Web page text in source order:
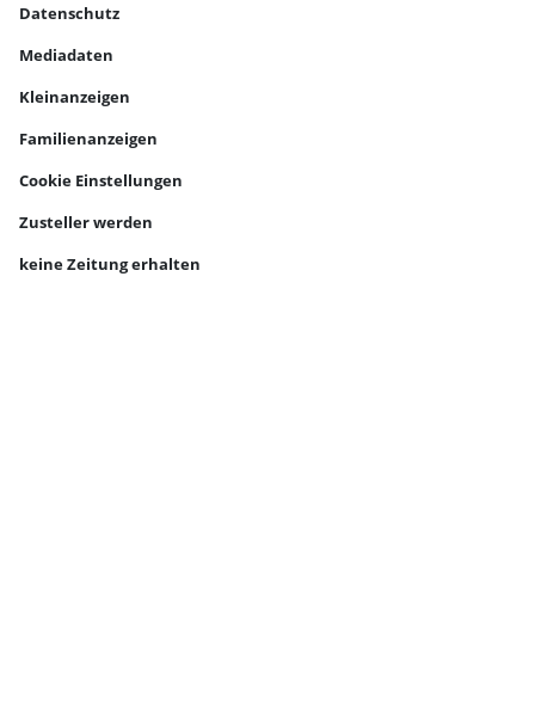
Datenschutz
Mediadaten
Kleinanzeigen
Familienanzeigen
Cookie Einstellungen
Zusteller werden
keine Zeitung erhalten